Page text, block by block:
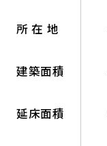
所 在 地
建築面積
延床面積